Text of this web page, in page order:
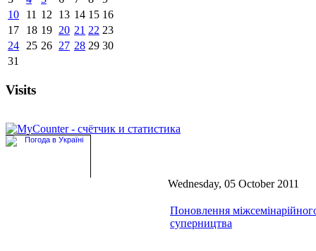
10
11 12 13 14 15 16
17
18 19 20 21 22 23
24
25 26 27 28 29 30
31
Visits
Wednesday, 05 October 2011
Поновлення
суперництва